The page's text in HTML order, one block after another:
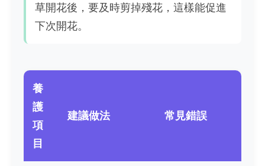
草開花後，要及時剪掉殘花，這樣能促進
下次開花。
養
護
項
目
建議做法 常見錯誤